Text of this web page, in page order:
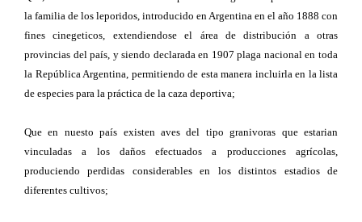
la familia de los leporidos, introducido en Argentina en el año 1888 con
fines cinegeticos, extendiendose el área de distribución a otras
provincias del país, y siendo declarada en 1907 plaga nacional en toda
la República Argentina, permitiendo de esta manera incluirla en la lista
de especies para la práctica de la caza deportiva;
Que en nuesto país existen aves del tipo granivoras que estarian
vinculadas a los daños efectuados a producciones agrícolas,
produciendo perdidas considerables en los distintos estadios de
diferentes cultivos;